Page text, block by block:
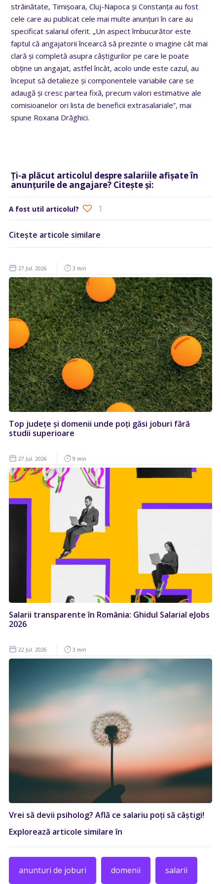
străinătate, Timișoara, Cluj-Napoca și Constanța au fost
cele care au publicat cele mai multe anunțuri în care au
specificat salariul oferit. „Un aspect îmbucurător este
faptul că angajatorii încearcă să prezinte o imagine cât mai
clară și completă asupra câștigurilor pe care le poate
obține un angajat, astfel încât, acolo unde este cazul, au
început să detalieze și componentele variabile care se
adaugă și cresc partea fixă, precum valori estimative ale
comisioanelor ori lista de beneficii extrasalariale”, mai
spune Roxana Drăghici.
Ți-a plăcut articolul despre salariile afișate în
anunțurile de angajare? Citește și:
A fost util articolul? 1
Citește articole similare
27 Jul. 2026 3 min
Top județe și domenii unde poți găsi joburi fără
studii superioare
27 Jul. 2026 9 min
Salarii transparente în România: Ghidul Salarial eJobs
2026
22 Jul. 2026 3 min
Vrei să devii psiholog? Află ce salariu poți să câștigi!
Explorează articole similare în
anunturi de joburi domenii salarii